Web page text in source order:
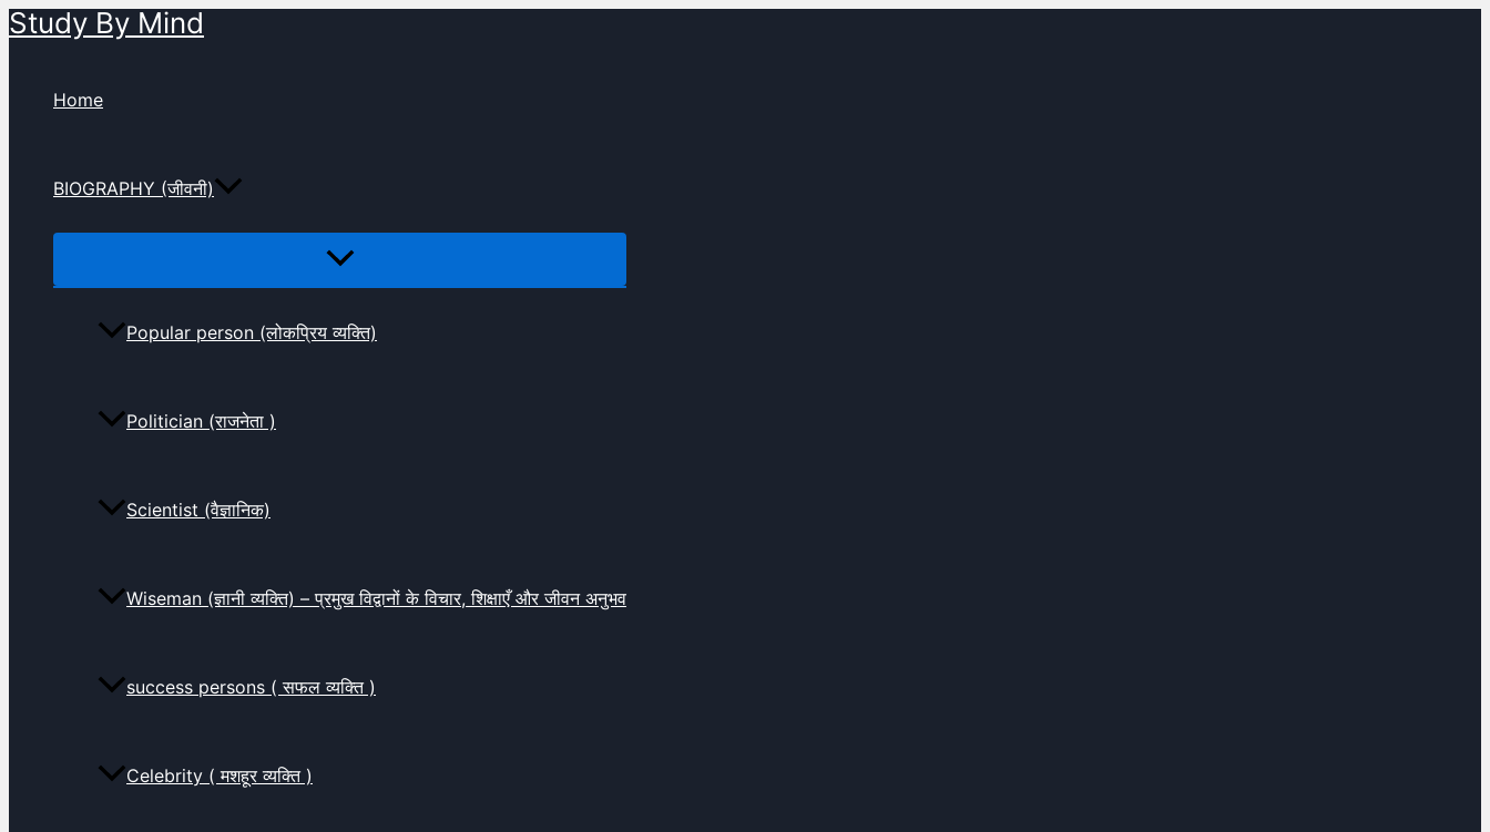
Skip
Study By Mind
Home
BIOGRAPHY (जीवनी)
Popular person (लोकप्रिय व्यक्ति)
Politician (राजनेता )
Scientist (वैज्ञानिक)
Wiseman (ज्ञानी व्यक्ति) – प्रमुख विद्वानों के विचार, शिक्षाएँ और जीवन अनुभव
success persons ( सफल व्यक्ति )
Celebrity ( मशहूर व्यक्ति )